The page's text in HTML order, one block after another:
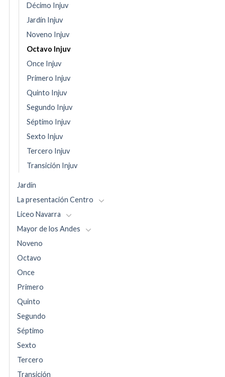
Décimo Injuv
Jardín Injuv
Noveno Injuv
Octavo Injuv
Once Injuv
Primero Injuv
Quinto Injuv
Segundo Injuv
Séptimo Injuv
Sexto Injuv
Tercero Injuv
Transición Injuv
Jardín
La presentación Centro
Liceo Navarra
Mayor de los Andes
Noveno
Octavo
Once
Primero
Quinto
Segundo
Séptimo
Sexto
Tercero
Transición